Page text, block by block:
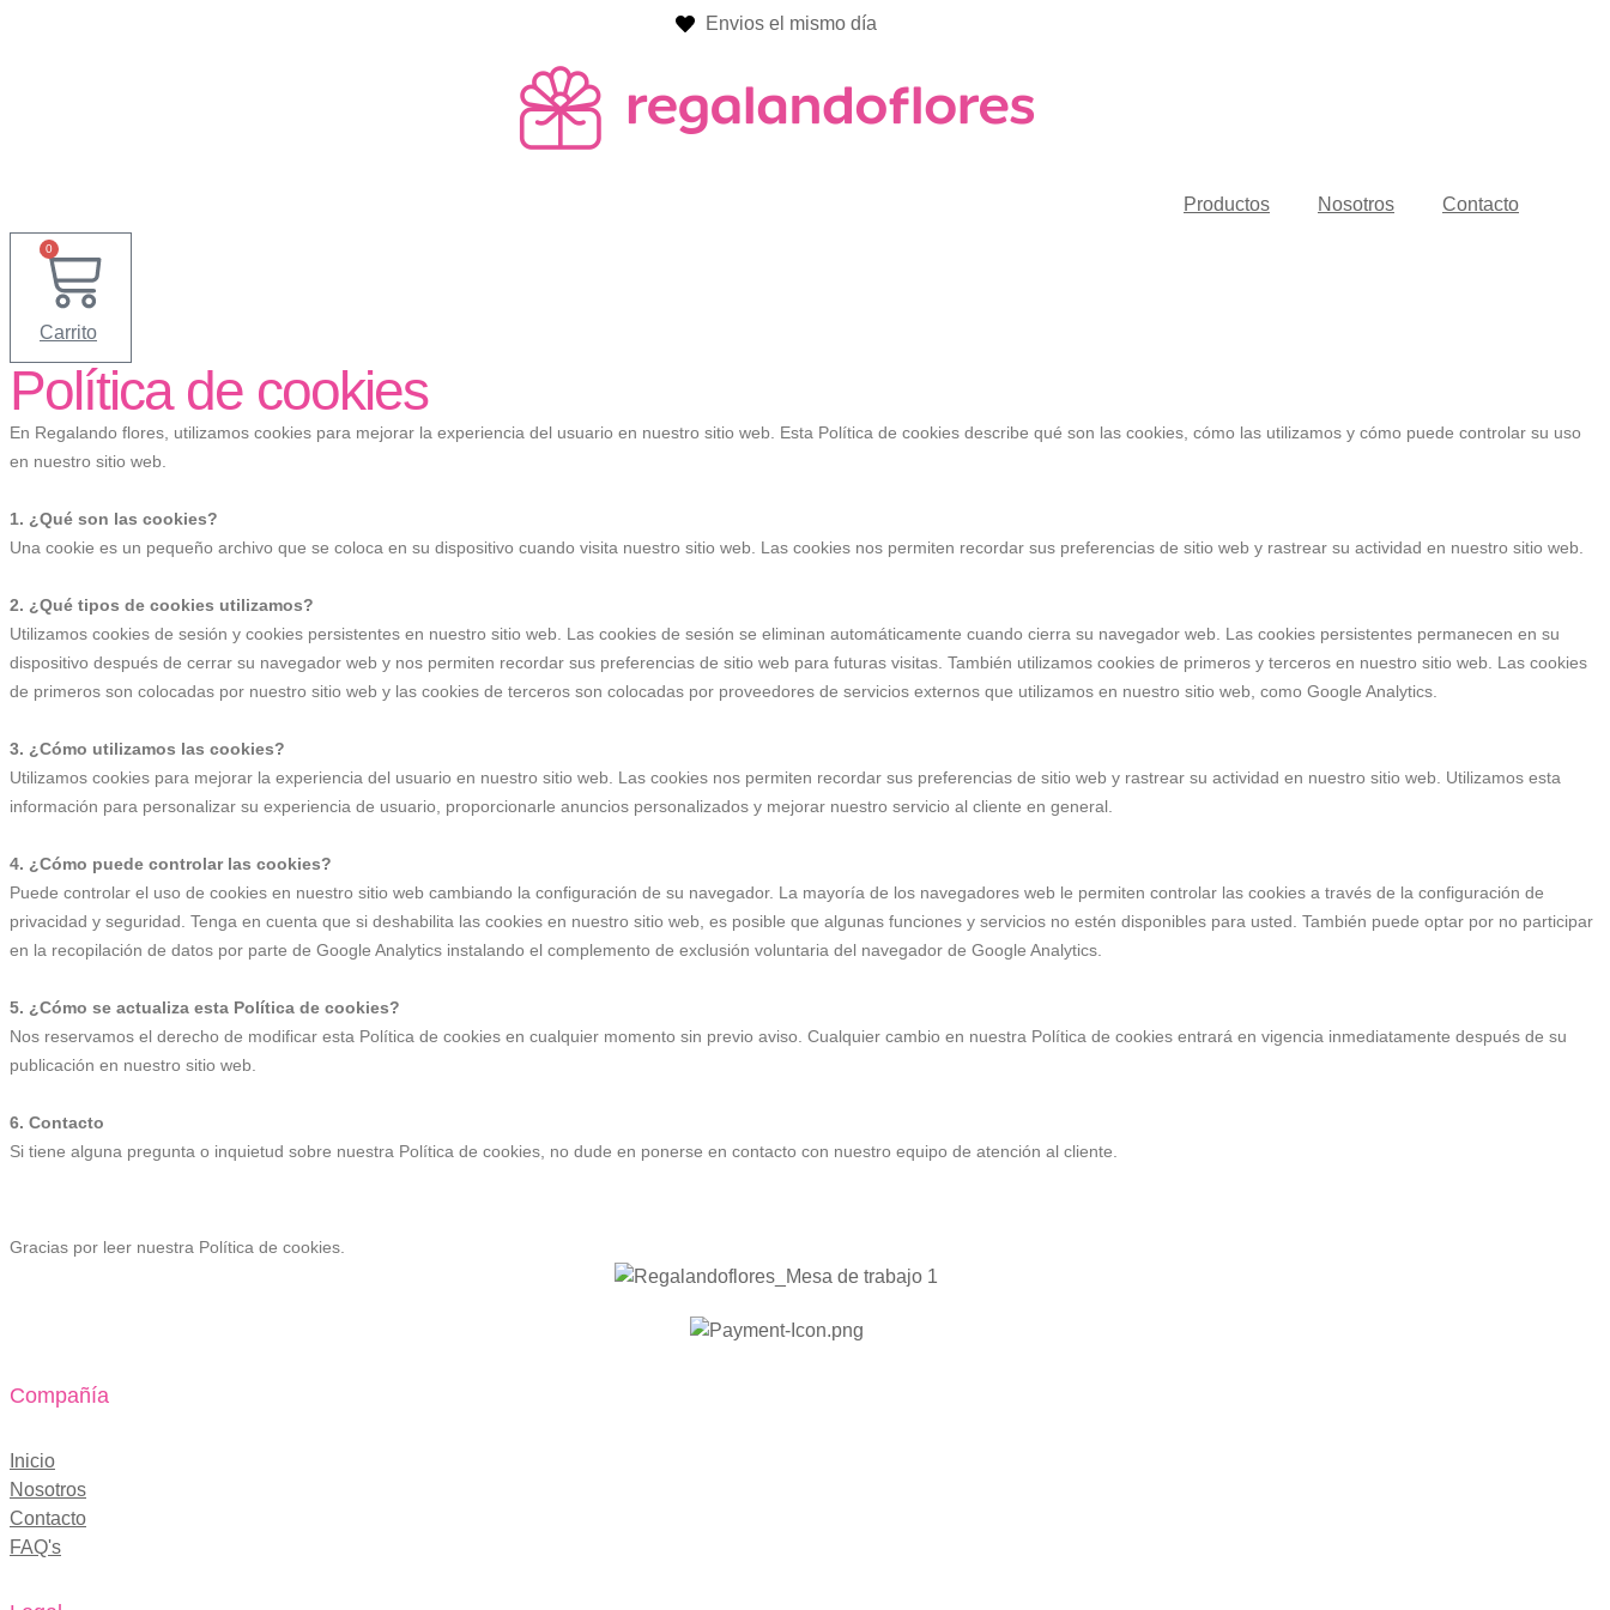
Envios el mismo día
Productos Nosotros Contacto
0
Carrito
Política de cookies
En Regalando flores, utilizamos cookies para mejorar la experiencia del usuario en nuestro sitio web. Esta Política de cookies describe qué son las cookies, cómo las utilizamos y cómo puede controlar su uso
en nuestro sitio web.
1. ¿Qué son las cookies?
Una cookie es un pequeño archivo que se coloca en su dispositivo cuando visita nuestro sitio web. Las cookies nos permiten recordar sus preferencias de sitio web y rastrear su actividad en nuestro sitio web.
2. ¿Qué tipos de cookies utilizamos?
Utilizamos cookies de sesión y cookies persistentes en nuestro sitio web. Las cookies de sesión se eliminan automáticamente cuando cierra su navegador web. Las cookies persistentes permanecen en su
dispositivo después de cerrar su navegador web y nos permiten recordar sus preferencias de sitio web para futuras visitas. También utilizamos cookies de primeros y terceros en nuestro sitio web. Las cookies
de primeros son colocadas por nuestro sitio web y las cookies de terceros son colocadas por proveedores de servicios externos que utilizamos en nuestro sitio web, como Google Analytics.
3. ¿Cómo utilizamos las cookies?
Utilizamos cookies para mejorar la experiencia del usuario en nuestro sitio web. Las cookies nos permiten recordar sus preferencias de sitio web y rastrear su actividad en nuestro sitio web. Utilizamos esta
información para personalizar su experiencia de usuario, proporcionarle anuncios personalizados y mejorar nuestro servicio al cliente en general.
4. ¿Cómo puede controlar las cookies?
Puede controlar el uso de cookies en nuestro sitio web cambiando la configuración de su navegador. La mayoría de los navegadores web le permiten controlar las cookies a través de la configuración de
privacidad y seguridad. Tenga en cuenta que si deshabilita las cookies en nuestro sitio web, es posible que algunas funciones y servicios no estén disponibles para usted. También puede optar por no participar
en la recopilación de datos por parte de Google Analytics instalando el complemento de exclusión voluntaria del navegador de Google Analytics.
5. ¿Cómo se actualiza esta Política de cookies?
Nos reservamos el derecho de modificar esta Política de cookies en cualquier momento sin previo aviso. Cualquier cambio en nuestra Política de cookies entrará en vigencia inmediatamente después de su
publicación en nuestro sitio web.
6. Contacto
Si tiene alguna pregunta o inquietud sobre nuestra Política de cookies, no dude en ponerse en contacto con nuestro equipo de atención al cliente.
Gracias por leer nuestra Política de cookies.
Compañía
Inicio
Nosotros
Contacto
FAQ's